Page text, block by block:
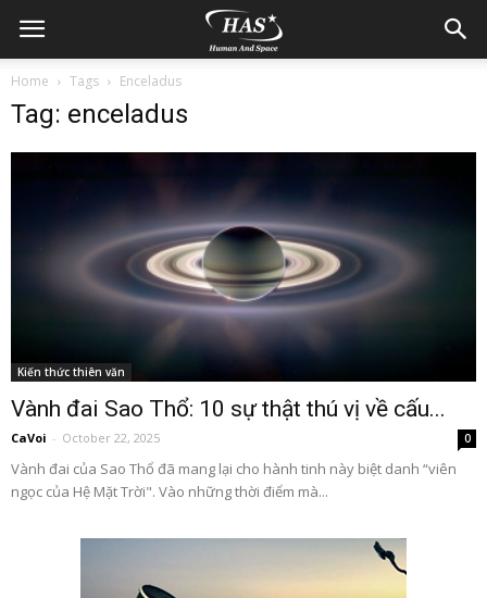
Home Tags Enceladus
Tag: enceladus
Kiến thức thiên văn
Vành đai Sao Thổ: 10 sự thật thú vị về cấu...
CaVoi - October 22, 2025 0
Vành đai của Sao Thổ đã mang lại cho hành tinh này biệt danh “viên
ngọc của Hệ Mặt Trời". Vào những thời điểm mà...